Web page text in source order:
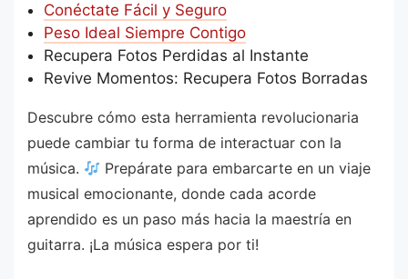
Conéctate Fácil y Seguro
Peso Ideal Siempre Contigo
Recupera Fotos Perdidas al Instante
Revive Momentos: Recupera Fotos Borradas
Descubre cómo esta herramienta revolucionaria
puede cambiar tu forma de interactuar con la
música.
Prepárate para embarcarte en un viaje
musical emocionante, donde cada acorde
aprendido es un paso más hacia la maestría en
guitarra. ¡La música espera por ti!